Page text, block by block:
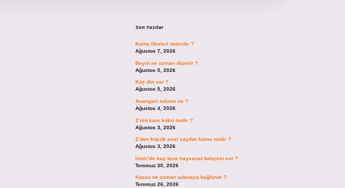
Son Yazılar
Kalite ilkeleri nelerdir ?
Ağustos 7, 2026
Beyin ne zaman düzelir ?
Ağustos 5, 2026
Kaç din var ?
Ağustos 5, 2026
Avangart anlamı ne ?
Ağustos 4, 2026
2’nin kare kökü nedir ?
Ağustos 3, 2026
2’den küçük asal sayılar küme midir ?
Ağustos 3, 2026
İzmir’de kaç tane hayvanat bahçesi var ?
Temmuz 30, 2026
Kozan ne zaman adanaya bağlandı ?
Temmuz 26, 2026